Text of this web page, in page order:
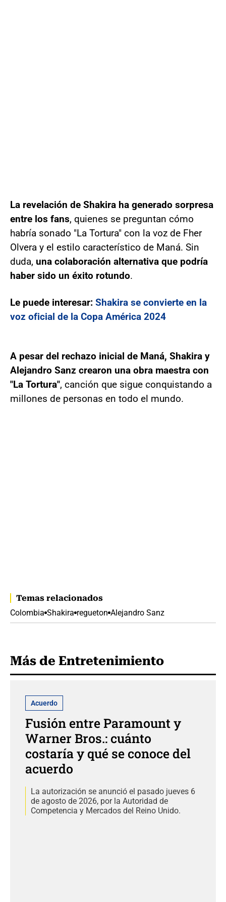
La revelación de Shakira ha generado sorpresa
entre los fans, quienes se preguntan cómo
habría sonado "La Tortura" con la voz de Fher
Olvera y el estilo característico de Maná. Sin
duda, una colaboración alternativa que podría
haber sido un éxito rotundo.
Le puede interesar: Shakira se convierte en la
voz oficial de la Copa América 2024
A pesar del rechazo inicial de Maná, Shakira y
Alejandro Sanz crearon una obra maestra con
"La Tortura", canción que sigue conquistando a
millones de personas en todo el mundo.
Temas relacionados
Colombia Shakira regueton Alejandro Sanz
Más de Entretenimiento
Acuerdo
Fusión entre Paramount y
Warner Bros.: cuánto
costaría y qué se conoce del
acuerdo
La autorización se anunció el pasado jueves 6
de agosto de 2026, por la Autoridad de
Competencia y Mercados del Reino Unido.